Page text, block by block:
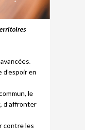
en
le
d’affronter
contre les